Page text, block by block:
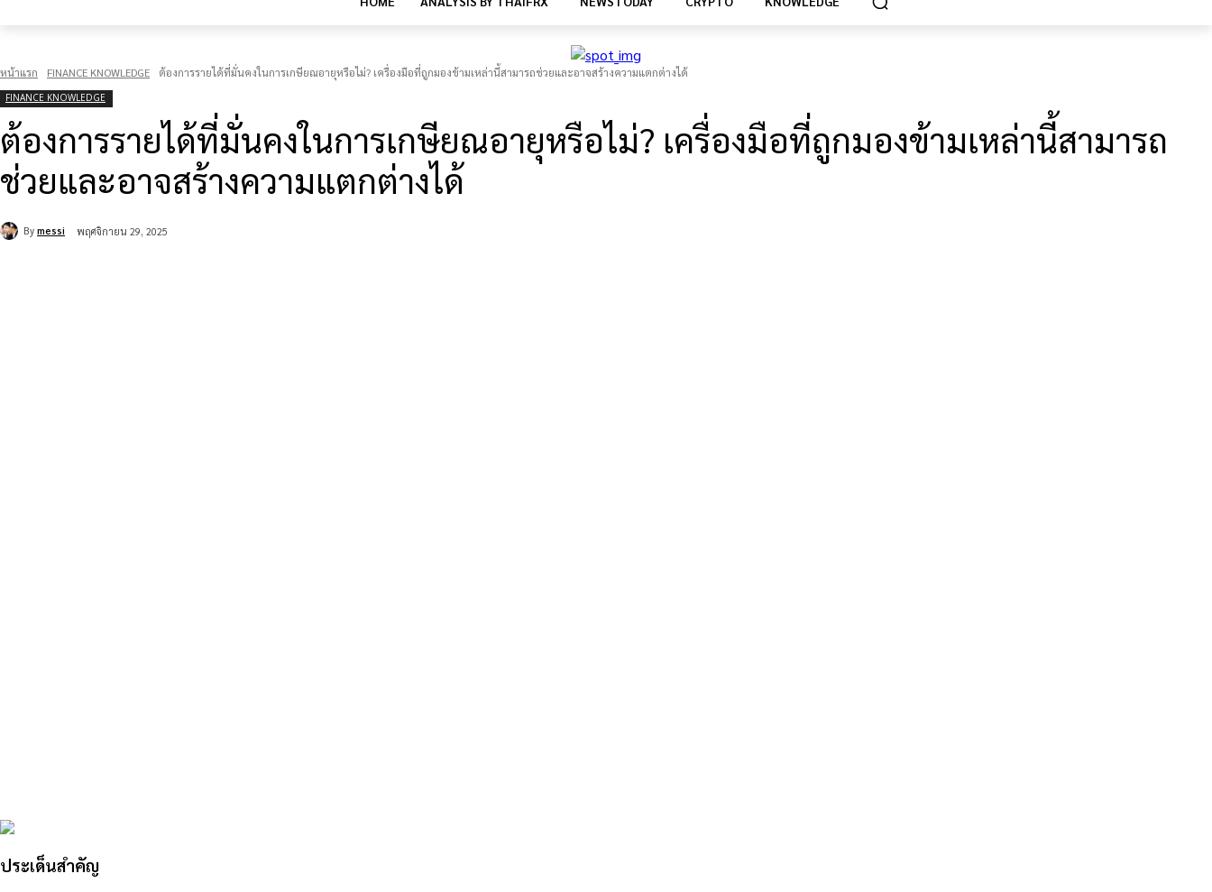
หน้าแรก FINANCE KNOWLEDGE ต้องการรายได้ที่มั่นคงในการเกษียณอายุหรือไม่? เครื่องมือที่ถูกมองข้ามเหล่านี้สามารถช่วยและอาจสร้างความแตกต่างได้
FINANCE KNOWLEDGE
ต้องการรายได้ที่มั่นคงในการเกษียณอายุหรือไม่? เครื่องมือที่ถูกมองข้ามเหล่านี้สามารถ
ช่วยและอาจสร้างความแตกต่างได้
By messi พฤศจิกายน 29, 2025
ประเด็นสำคัญ